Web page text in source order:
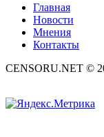
Главная
Новости
Мнения
Контакты
CENSORU.NET ©